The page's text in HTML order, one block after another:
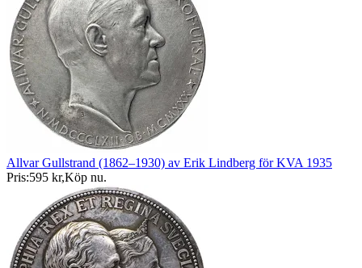
Allvar Gullstrand (1862–1930) av Erik Lindberg för KVA 1935
Pris:595 kr,Köp nu.